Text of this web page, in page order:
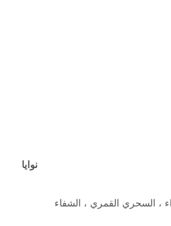
نوايا
، السحري القمري ، الشفاء